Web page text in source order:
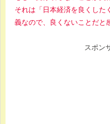
それは「日本経済を良くした
義なので、良くないことだと
スポン